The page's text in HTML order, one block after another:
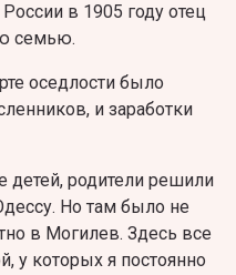
в 1905 году отец
семью.
оседлости было
и заработки
детей, родители решили
Но там было не
в Могилев. Здесь все
у которых я постоянно